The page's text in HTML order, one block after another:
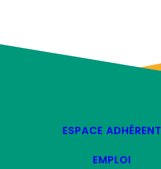
ESPACE ADHÉRENT
EMPLOI